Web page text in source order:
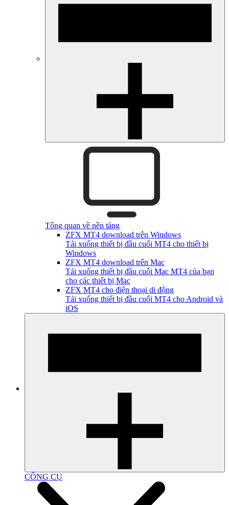
Tổng quan về nền tảng
ZFX MT4 download trên Windows
Tải xuống thiết bị đầu cuối MT4 cho thiết bị
Windows
ZFX MT4 download trên Mac
Tải xuống thiết bị đầu cuối Mac MT4 của bạn
cho các thiết bị Mac
ZFX MT4 cho điện thoại di động
Tải xuống thiết bị đầu cuối MT4 cho Android và
iOS
CÔNG CỤ